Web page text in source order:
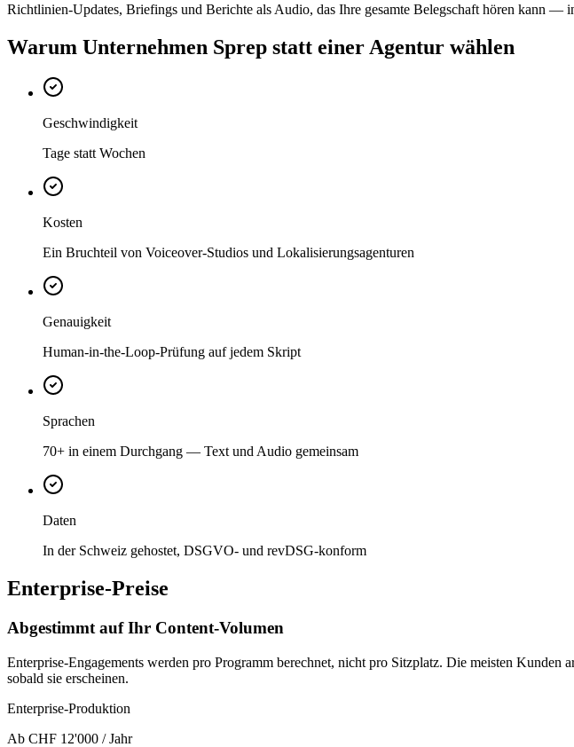
Richtlinien-Updates, Briefings und Berichte als Audio, das Ihre gesamte Belegschaft hören kann —
Warum Unternehmen Sprep statt einer Agentur wählen
Geschwindigkeit
Tage statt Wochen
Kosten
Ein Bruchteil von Voiceover-Studios und Lokalisierungsagenturen
Genauigkeit
Human-in-the-Loop-Prüfung auf jedem Skript
Sprachen
70+ in einem Durchgang — Text und Audio gemeinsam
Daten
In der Schweiz gehostet, DSGVO- und revDSG-konform
Enterprise-Preise
Abgestimmt auf Ihr Content-Volumen
Enterprise-Engagements werden pro Programm berechnet, nicht pro Sitzplatz. Die meisten Kunden
sobald sie erscheinen.
Enterprise-Produktion
Ab CHF 12'000 / Jahr